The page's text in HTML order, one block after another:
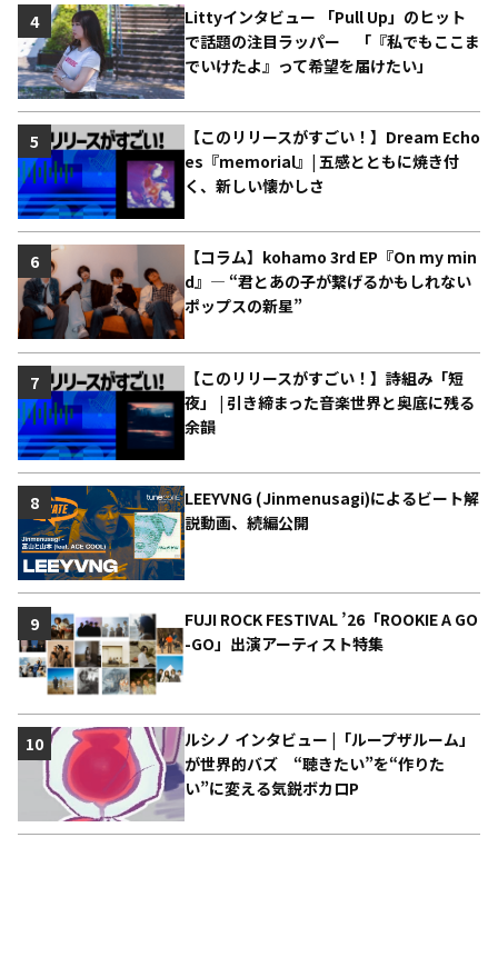
Littyインタビュー 「Pull Up」のヒット
で話題の注目ラッパー 「『私でもここま
でいけたよ』って希望を届けたい」
4
【このリリースがすごい！】Dream Echo
es『memorial』| 五感とともに焼き付
く、新しい懐かしさ
5
【コラム】kohamo 3rd EP『On my min
d』― “君とあの子が繋げるかもしれない
ポップスの新星”
6
【このリリースがすごい！】詩組み「短
夜」 | 引き締まった音楽世界と奥底に残る
余韻
7
LEEYVNG (Jinmenusagi)によるビート解
説動画、続編公開
8
FUJI ROCK FESTIVAL ’26「ROOKIE A GO
-GO」出演アーティスト特集
9
ルシノ インタビュー |「ループザルーム」
が世界的バズ “聴きたい”を“作りた
い”に変える気鋭ボカロP
10